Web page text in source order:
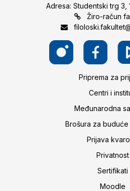
Adresa: Studentski trg 3,
Žiro-račun
Priprema za
Centri i
Međunarodna
Brošura za
Prijava
Privatnost
Sertifikati
Moodle